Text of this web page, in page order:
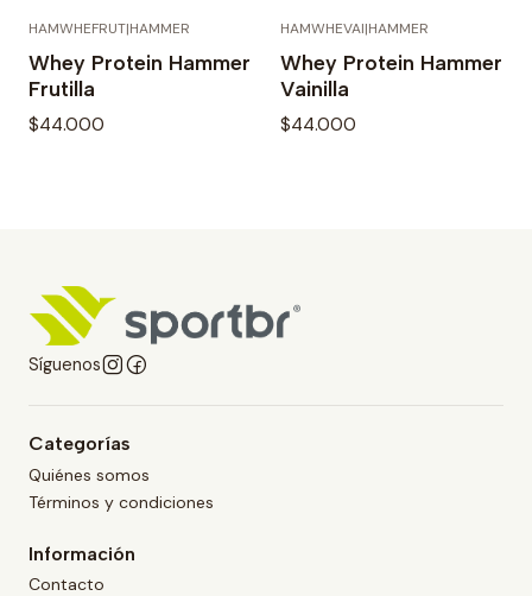
HAMWHEFRUT|HAMMER
Whey Protein Hammer
Frutilla
$44.000
HAMWHEVAI|HAMMER
Whey Protein Hammer
Vainilla
$44.000
Síguenos
Categorías
Quiénes somos
Términos y condiciones
Información
Contacto